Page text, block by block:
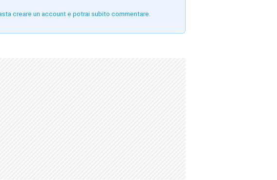
creare un account e potrai subito commentare.